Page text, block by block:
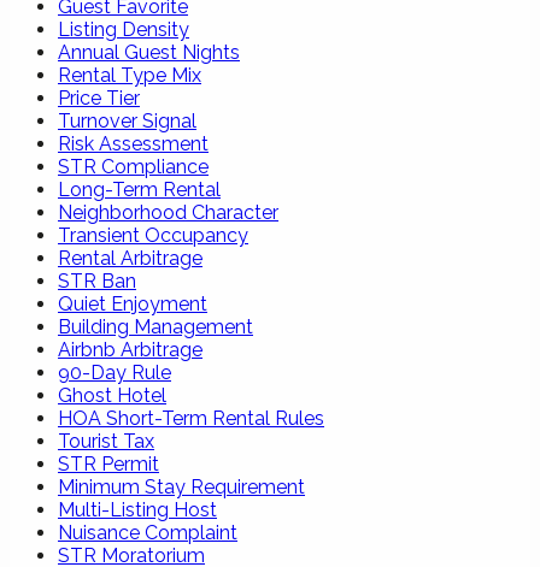
Guest Favorite
Listing Density
Annual Guest Nights
Rental Type Mix
Price Tier
Turnover Signal
Risk Assessment
STR Compliance
Long-Term Rental
Neighborhood Character
Transient Occupancy
Rental Arbitrage
STR Ban
Quiet Enjoyment
Building Management
Airbnb Arbitrage
90-Day Rule
Ghost Hotel
HOA Short-Term Rental Rules
Tourist Tax
STR Permit
Minimum Stay Requirement
Multi-Listing Host
Nuisance Complaint
STR Moratorium